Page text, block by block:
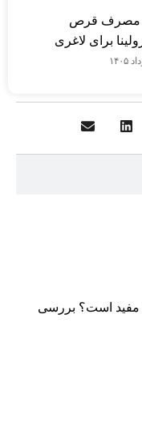
مصرف قرص
برای لاغری
مفید است؟ بررسی